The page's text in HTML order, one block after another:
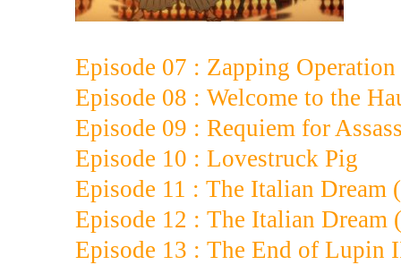
Episode 07 : Zapping Operation
Episode 08 : Welcome to the
Episode 09 : Requiem for
Episode 10 : Lovestruck Pig
Episode 11 : The Italian Dream
Episode 12 : The Italian Dream
Episode 13 : The End of Lupin